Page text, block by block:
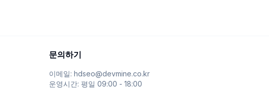
문의하기
이메일: hdseo@devmine.co.kr
운영시간: 평일 09:00 - 18:00